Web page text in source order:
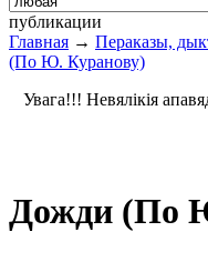
публикации
Главная → Пераказы,
(По Ю. Куранову)
Увага!!! Невялікія
Дожди (По